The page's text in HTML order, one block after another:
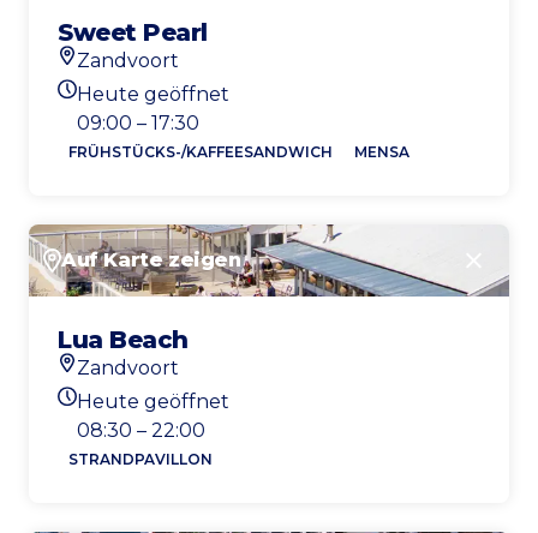
Sweet Pearl
Standort
Zandvoort
Heutigen Öffnungszeiten
Heute geöffnet
09:00 – 17:30
FRÜHSTÜCKS-/KAFFEESANDWICH MENSA
Auf Karte zeigen
Lua Beach
Standort
Zandvoort
Heutigen Öffnungszeiten
Heute geöffnet
08:30 – 22:00
STRANDPAVILLON